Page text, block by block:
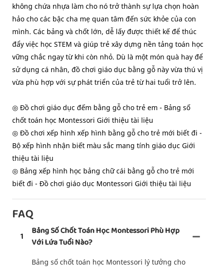
không chứa nhựa làm cho nó trở thành sự lựa chọn hoàn
hảo cho các bậc cha mẹ quan tâm đến sức khỏe của con
mình. Các bảng và chốt lớn, dễ lấy được thiết kế để thúc
đẩy việc học STEM và giúp trẻ xây dựng nền tảng toán học
vững chắc ngay từ khi còn nhỏ. Dù là một món quà hay để
sử dụng cá nhân, đồ chơi giáo dục bằng gỗ này vừa thú vị
vừa phù hợp với sự phát triển của trẻ từ hai tuổi trở lên.
◎ Đồ chơi giáo dục đếm bằng gỗ cho trẻ em - Bảng số
chốt toán học Montessori Giới thiệu tài liệu
◎ Đồ chơi xếp hình xếp hình bằng gỗ cho trẻ mới biết đi -
Bộ xếp hình nhận biết màu sắc mang tính giáo dục Giới
thiệu tài liệu
◎ Bảng xếp hình học bảng chữ cái bằng gỗ cho trẻ mới
biết đi - Đồ chơi giáo dục Montessori Giới thiệu tài liệu
FAQ
1
Bảng Số Chốt Toán Học Montessori Phù Hợp
Với Lứa Tuổi Nào?
Bảng số chốt toán học Montessori lý tưởng cho